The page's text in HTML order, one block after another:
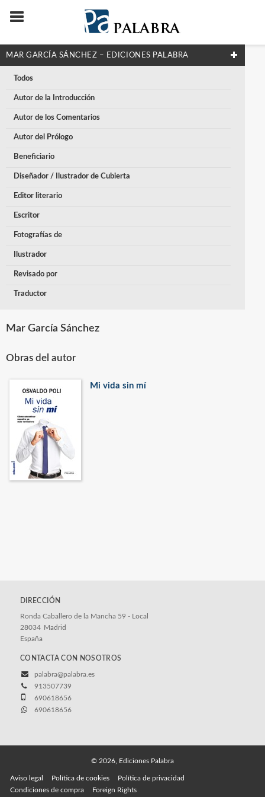
MAR GARCÍA SÁNCHEZ – EDICIONES PALABRA
Todos
Autor de la Introducción
Autor de los Comentarios
Autor del Prólogo
Beneficiario
Diseñador / Ilustrador de Cubierta
Editor literario
Escritor
Fotografías de
Ilustrador
Revisado por
Traductor
Mar García Sánchez
Obras del autor
Mi vida sin mí
DIRECCIÓN
Ronda Caballero de la Mancha 59 - Local
28034 Madrid
España
CONTACTA CON NOSOTROS
palabra@palabra.es
913507739
690618656
690618656
© 2026, Ediciones Palabra
Aviso legal Política de cookies
Política de privacidad
Condiciones de compra
Foreign Rights